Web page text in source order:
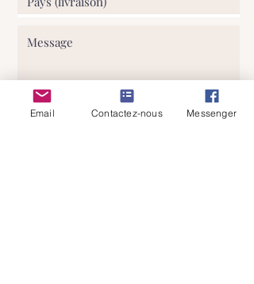
reproduction partielle ou totale. Tout
des tribunaux de Nivelles (Belgique).
Email Contactez-nous Messenger